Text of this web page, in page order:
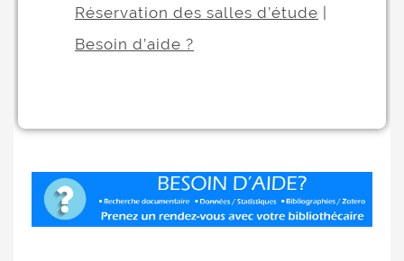
Réservation des salles d’étude
Besoin d’aide ?